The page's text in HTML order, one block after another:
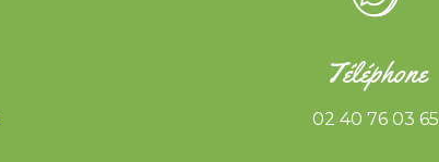
Téléphone
02 40 76 03 65